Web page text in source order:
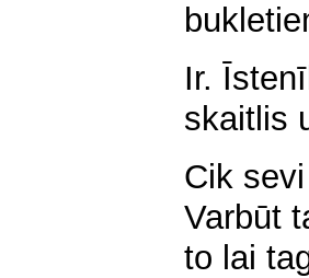
Ir.
skaitlis
Cik
Varbūt
to lai